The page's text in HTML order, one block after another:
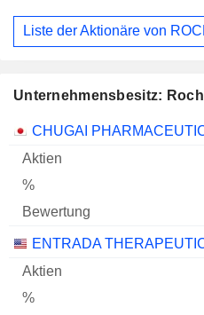
Liste der Aktionäre von
Unternehmensbesitz:
Name Aktien % Bewertung
CHUGAI
ENTRADA